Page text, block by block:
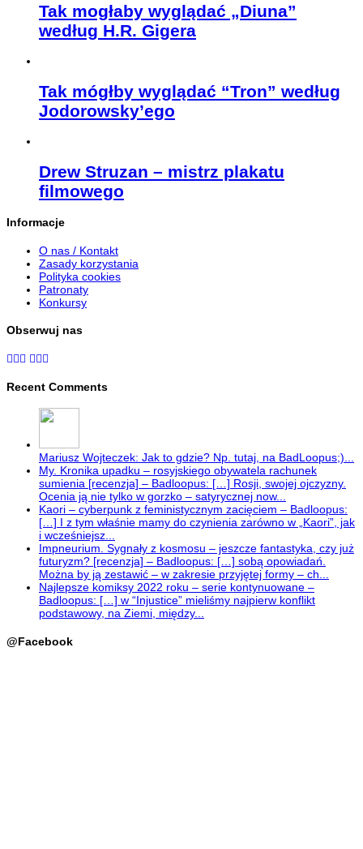
Tak mogłaby wyglądać „Diuna”
według H.R. Gigera
Tak mógłby wyglądać “Tron” według
Jodorowsky’ego
Drew Struzan – mistrz plakatu
filmowego
Informacje
O nas / Kontakt
Zasady korzystania
Polityka cookies
Patronaty
Konkursy
Obserwuj nas
Recent Comments
Mariusz Wojteczek: Jak to gdzie? Np. tutaj, na BadLoopus;)...
My. Kronika upadku – rosyjskiego obywatela rachunek
sumienia [recenzja] – Badloopus: […] Rosji, swojej ojczyzny.
Ocenia ją nie tylko w gorzko – satyrycznej now...
Kaori – cyberpunk z feministycznym zacięciem – Badloopus:
[…] I z tym właśnie mamy do czynienia zarówno w „Kaori”, jak
i wcześniejsz...
Impneurium. Sygnały z kosmosu – jeszcze fantastyka, czy już
futuryzm? [recenzja] – Badloopus: […] sobą opowiadań.
Można by ją zestawić – w zakresie przyjętej formy – ch...
Najlepsze komiksy 2022 roku – serie kontynuowane –
Badloopus: […] w “Injustice” mieliśmy najpierw konflikt
podstawowy, na Ziemi, między...
@Facebook